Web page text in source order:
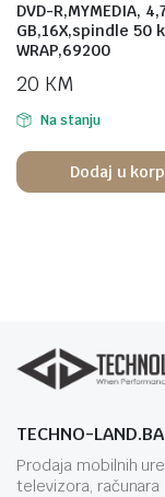
DVD-R,MYMEDIA,
GB,16X,spindle 50
WRAP,69200
20 KM
Na stanju
Dodaj u
TECHNO-LAND.BA
Prodaja mobilnih
televizora, računara